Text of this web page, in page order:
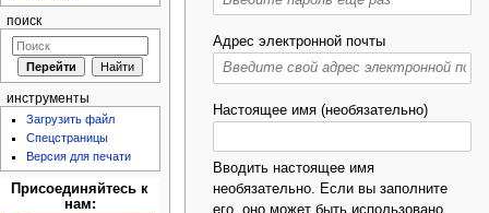
Адрес электронной почты
Настоящее имя (необязательно)
Вводить настоящее имя
необязательно. Если вы заполните
его, оно может быть использовано
поиск
инструменты
Загрузить файл
Спецстраницы
Версия для печати
Присоединяйтесь к
нам: